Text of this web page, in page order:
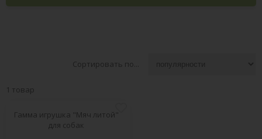
Сортировать по...
1 товар
Гамма игрушка "Мяч литой"
для собак